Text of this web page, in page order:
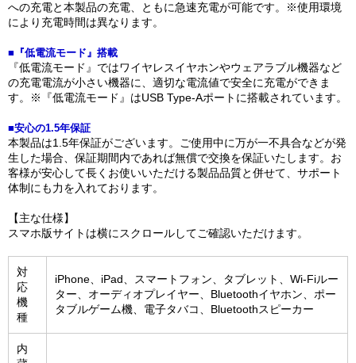
への充電と本製品の充電、ともに急速充電が可能です。※使用環境
により充電時間は異なります。
■『低電流モード』搭載
『低電流モード』ではワイヤレスイヤホンやウェアラブル機器など
の充電電流が小さい機器に、適切な電流値で安全に充電ができま
す。※『低電流モード』はUSB Type-Aポートに搭載されています。
■安心の1.5年保証
本製品は1.5年保証がございます。ご使用中に万が一不具合などが発
生した場合、保証期間内であれば無償で交換を保証いたします。お
客様が安心して長くお使いいただける製品品質と併せて、サポート
体制にも力を入れております。
【主な仕様】
スマホ版サイトは横にスクロールしてご確認いただけます。
対
応
機
種
iPhone、iPad、スマートフォン、タブレット、Wi-Fiルー
ター、オーディオプレイヤー、Bluetoothイヤホン、ポー
タブルゲーム機、電子タバコ、Bluetoothスピーカー
内